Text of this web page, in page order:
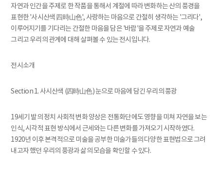
자연과 인간을 주제로 한 작품을 통해서 계절에 따라 변화하는 산의 풍경을
표현한 '사시산색 四時山色', 사랑하는 마음으로 간절히 생각하는 '그리다',
이루어지기를 기다리는 간절한 마음을 담은 '바람'을 주제로 자연과 예술
그리고 우리의 관계에 대해 살펴볼 수 있는 전시입니다.
전시소개
Section 1. 사시산색 (四時山色) 눈으로 마음에 담긴 우리의 풍광
19세기 발의 정치 사회적 변화 양상은 전통화단에도 영향을 미쳐 자연을 보는
인식, 시각적 표현 방식에서 근세와는 다른 변화를 가져오기 시작하였다.
1920년 이후 본격적으로 미술을 공부한 미술가들의 다양한 표현법으로 그려
내고자 했던 우리의 풍광과 삶의 모습을 확인할 수 있다.